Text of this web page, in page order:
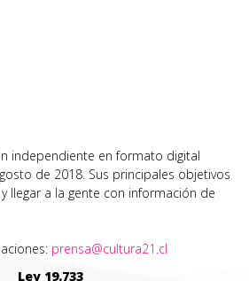
independiente en formato digital
de 2018. Sus principales objetivos
llegar a la gente con información de
prensa@cultura21.cl
Ley 19.733